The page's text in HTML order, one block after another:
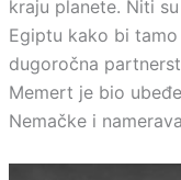
kraju planete. Niti
Egiptu kako bi
dugoročna
Memert je bio
Nemačke i